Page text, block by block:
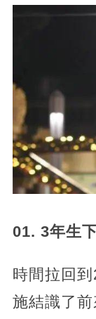
01. 3年生
時間拉回
施結識了前